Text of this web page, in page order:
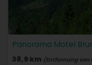
Panorama Motel
38,9 km (Entfernung von